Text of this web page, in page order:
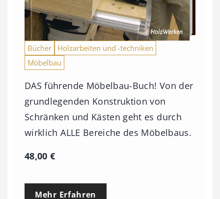
Bücher
Holzarbeiten und -techniken
Möbelbau
DAS führende Möbelbau-Buch! Von der
grundlegenden Konstruktion von
Schränken und Kästen geht es durch
wirklich ALLE Bereiche des Möbelbaus.
48,00€
Mehr Erfahren